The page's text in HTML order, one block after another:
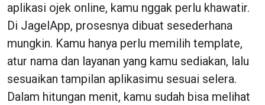
aplikasi ojek online, kamu nggak perlu khawatir.
Di JagelApp, prosesnya dibuat sesederhana
mungkin. Kamu hanya perlu memilih template,
atur nama dan layanan yang kamu sediakan, lalu
sesuaikan tampilan aplikasimu sesuai selera.
Dalam hitungan menit, kamu sudah bisa melihat